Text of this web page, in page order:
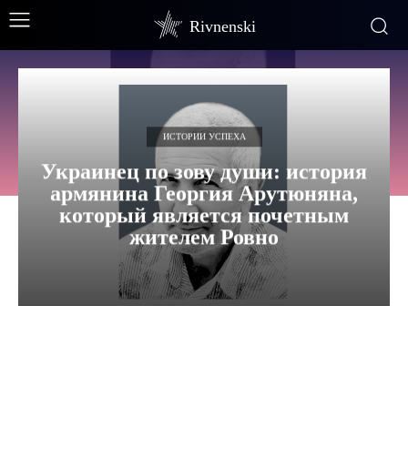
Rivnenski
ИСТОРИИ УСПЕХА
Украинец по зову души: история
армянина Георгия Арутюняна,
который является почетным
жителем Ровно